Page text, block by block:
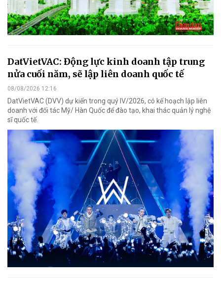
DatVietVAC: Động lực kinh doanh tập trung
nửa cuối năm, sẽ lập liên doanh quốc tế
08/08/2026 12:16
DatVietVAC (DVV) dự kiến trong quý IV/2026, có kế hoạch lập liên
doanh với đối tác Mỹ/ Hàn Quốc để đào tạo, khai thác quản lý nghệ
sĩ quốc tế.